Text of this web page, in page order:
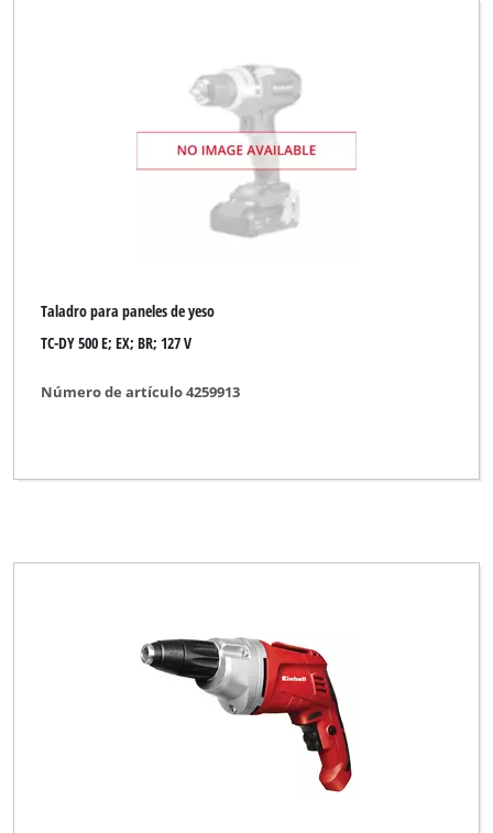
Taladro para paneles de yeso
TC-DY 500 E; EX; BR; 127 V
Número de artículo 4259913